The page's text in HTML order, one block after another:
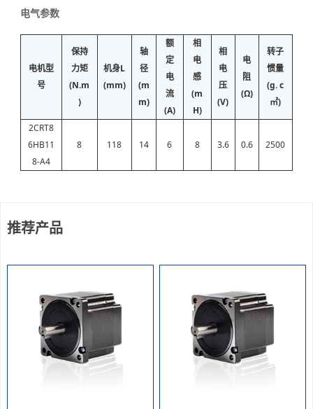
电气参数
电机型
号
保持
力矩
(N.m
)
机身L
(mm)
轴
径
(m
m)
额
定
电
流
(A)
相
电
感
(m
H)
相
电
压
(V)
电
阻
(Ω)
转子
惯量
(g. c
㎡)
2CRT8
6HB11
8-A4
8 118 14 6 8 3.6 0.6 2500
推荐产品